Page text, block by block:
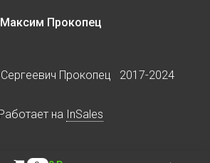
Максим Прокопец
Прокопец 2017-2024
на InSales